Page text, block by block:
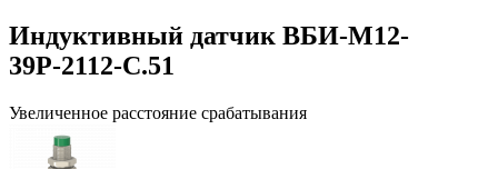
Индуктивный датчик ВБИ-М12-
39Р-2112-С.51
Увеличенное расстояние срабатывания